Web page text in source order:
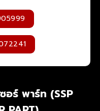
อร์ พาร์ท (SSP